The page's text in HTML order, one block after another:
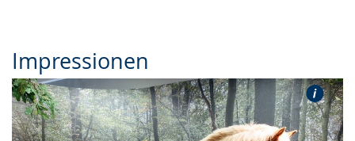
Impressionen